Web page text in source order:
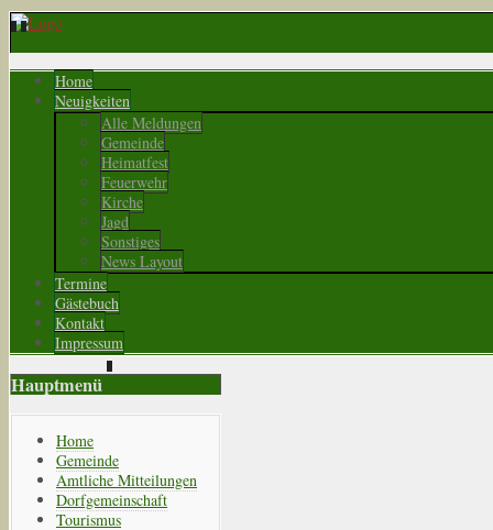
Home
Neuigkeiten
Alle Meldungen
Gemeinde
Heimatfest
Feuerwehr
Kirche
Jagd
Sonstiges
News Layout
Termine
Gästebuch
Kontakt
Impressum
Hauptmenü
Home
Gemeinde
Amtliche Mitteilungen
Dorfgemeinschaft
Tourismus